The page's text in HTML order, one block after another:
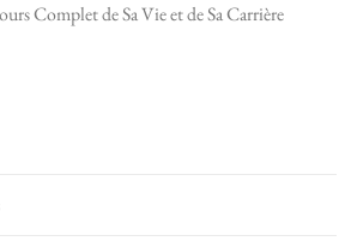
Complet de Sa Vie et de Sa Carrière